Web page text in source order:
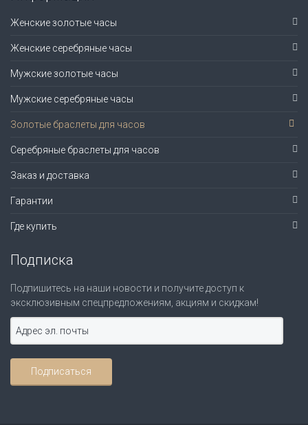
Женские золотые часы
Женские серебряные часы
Мужские золотые часы
Мужские серебряные часы
Золотые браслеты для часов
Серебряные браслеты для часов
Заказ и доставка
Гарантии
Где купить
Подписка
Подпишитесь на наши новости и получите доступ к
эксклюзивным спецпредложениям, акциям и скидкам!